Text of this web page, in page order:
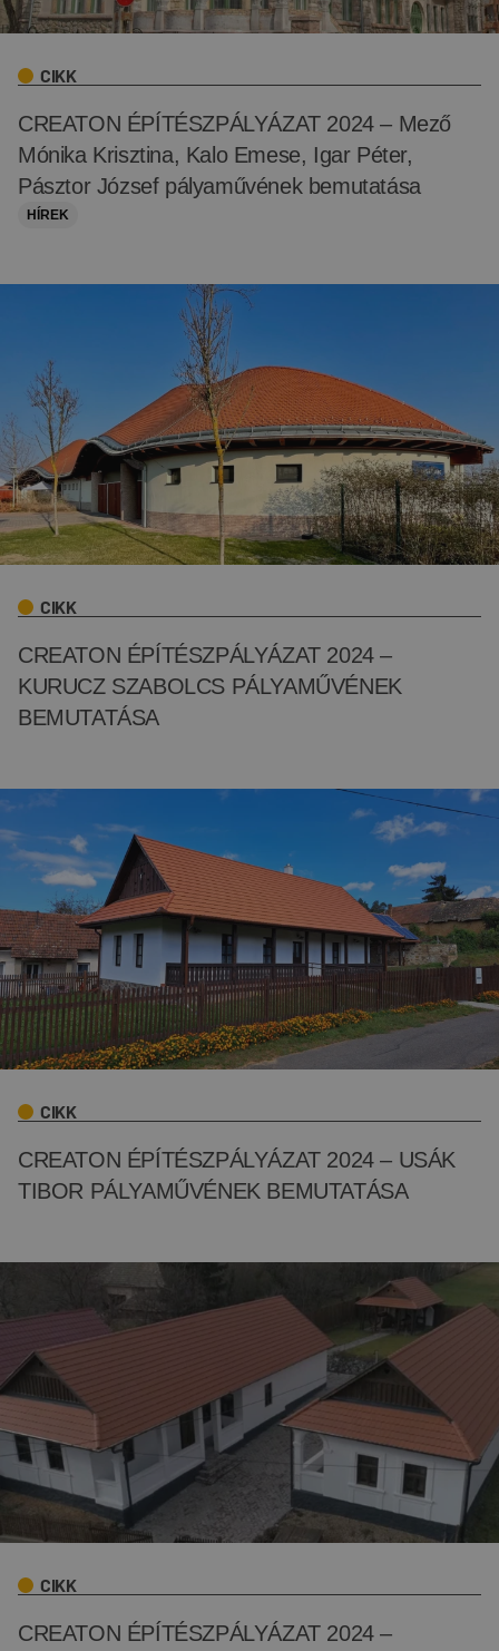
CIKK
CREATON ÉPÍTÉSZPÁLYÁZAT 2024 – Mező
Mónika Krisztina, Kalo Emese, Igar Péter,
Pásztor József pályaművének bemutatása
HÍREK
CIKK
CREATON ÉPÍTÉSZPÁLYÁZAT 2024 –
KURUCZ SZABOLCS PÁLYAMŰVÉNEK
BEMUTATÁSA
CIKK
CREATON ÉPÍTÉSZPÁLYÁZAT 2024 – USÁK
TIBOR PÁLYAMŰVÉNEK BEMUTATÁSA
CIKK
CREATON ÉPÍTÉSZPÁLYÁZAT 2024 –